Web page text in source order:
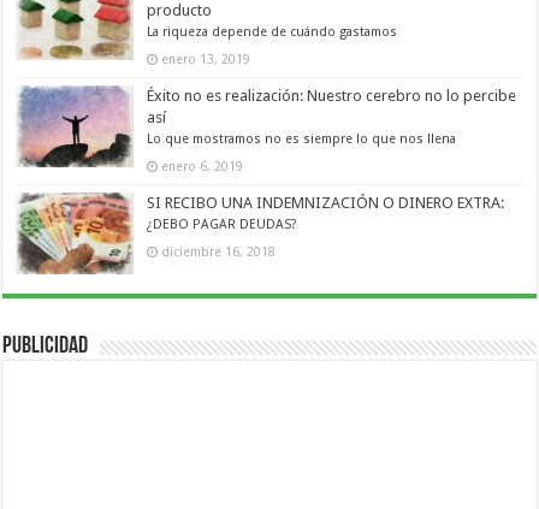
producto
La riqueza depende de cuándo gastamos
enero 13, 2019
Éxito no es realización: Nuestro cerebro no lo percibe
así
Lo que mostramos no es siempre lo que nos llena
enero 6, 2019
SI RECIBO UNA INDEMNIZACIÓN O DINERO EXTRA:
¿DEBO PAGAR DEUDAS?
diciembre 16, 2018
Publicidad